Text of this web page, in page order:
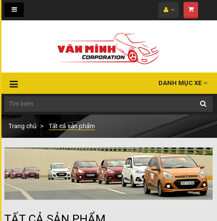
Toggle
navigation
DANH MỤC XE
Trang chủ Tất cả sản phẩm